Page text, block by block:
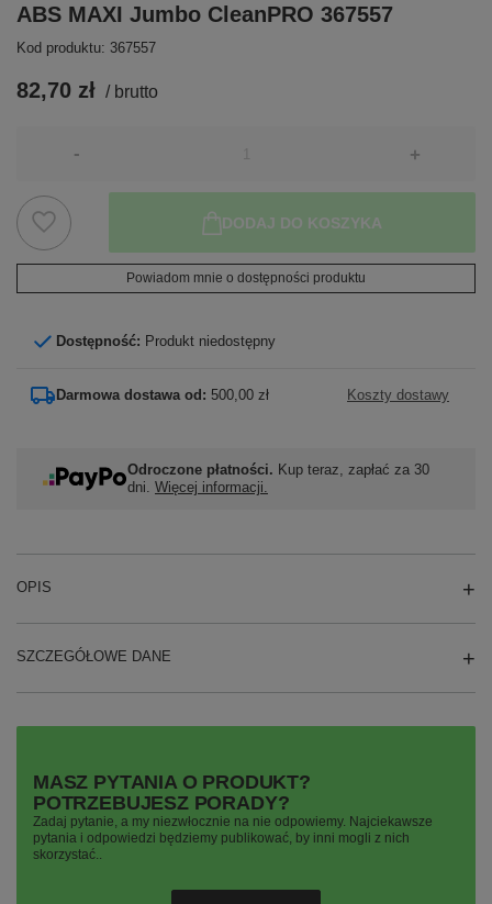
ABS MAXI Jumbo CleanPRO 367557
Kod produktu: 367557
82,70 zł / brutto
- +
DODAJ DO KOSZYKA
Powiadom mnie o dostępności produktu
Dostępność: Produkt niedostępny
Darmowa dostawa od: 500,00 zł Koszty dostawy
Odroczone płatności. Kup teraz, zapłać za 30
dni. Więcej informacji.
OPIS
SZCZEGÓŁOWE DANE
MASZ PYTANIA O PRODUKT?
POTRZEBUJESZ PORADY?
Zadaj pytanie, a my niezwłocznie na nie odpowiemy. Najciekawsze
pytania i odpowiedzi będziemy publikować, by inni mogli z nich
skorzystać..